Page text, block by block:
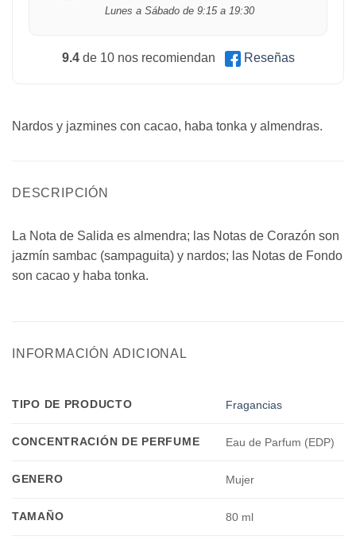
Lunes a Sábado de 9:15 a 19:30
9.4de 10 nos recomiendan Reseñas
Nardos y jazmines con cacao, haba tonka y almendras.
DESCRIPCIÓN
La Nota de Salida es almendra; las Notas de Corazón son
jazmín sambac (sampaguita) y nardos; las Notas de Fondo
son cacao y haba tonka.
INFORMACIÓN ADICIONAL
TIPO DE PRODUCTO Fragancias
CONCENTRACIÓN DE PERFUME Eau de Parfum (EDP)
GENERO Mujer
TAMAÑO 80 ml